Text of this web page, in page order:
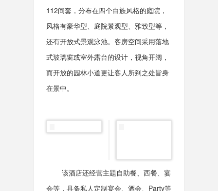
112间套，分布在四个白族风格的庭院，
风格有豪华型、庭院景观型、雅致型等，
还有开放式景观泳池。客房空间采用落地
式玻璃窗或室外露台的设计，视角开阔，
而开放的园林小道更让客人所到之处皆身
在景中。
该酒店还经营主题自助餐、西餐、宴
会等，具备私人定制宴会、酒会、Party等